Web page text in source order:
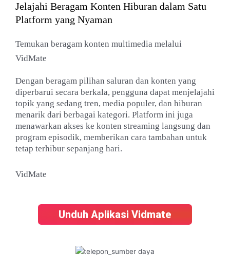
Jelajahi Beragam Konten Hiburan dalam Satu
Platform yang Nyaman
Temukan beragam konten multimedia melalui
VidMate
Dengan beragam pilihan saluran dan konten yang
diperbarui secara berkala, pengguna dapat menjelajahi
topik yang sedang tren, media populer, dan hiburan
menarik dari berbagai kategori. Platform ini juga
menawarkan akses ke konten streaming langsung dan
program episodik, memberikan cara tambahan untuk
tetap terhibur sepanjang hari.
VidMate
Unduh Aplikasi Vidmate